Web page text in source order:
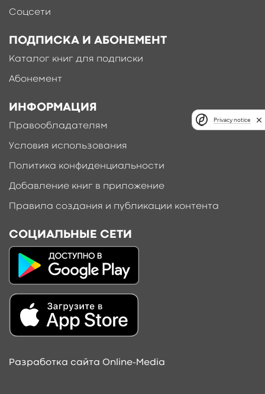
Соцсети
ПОДПИСКА И АБОНЕМЕНТ
Каталог книг для подписки
Абонемент
ИНФОРМАЦИЯ
Правообладателям
Условия использования
Политика конфиденциальности
Добавление книг в приложение
Правила создания и публикации контента
СОЦИАЛЬНЫЕ СЕТИ
Разработка сайта Online-Media
Privacy notice